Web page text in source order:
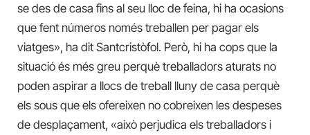
se des de casa fins al seu lloc de feina, hi ha ocasions
que fent números només treballen per pagar els
viatges», ha dit Santcristòfol. Però, hi ha cops que la
situació és més greu perquè treballadors aturats no
poden aspirar a llocs de treball lluny de casa perquè
els sous que els ofereixen no cobreixen les despeses
de desplaçament, «això perjudica els treballadors i